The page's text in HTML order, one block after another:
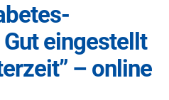
eingestellt
– online